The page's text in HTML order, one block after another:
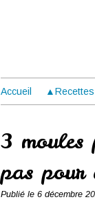
Accueil
3 moules
pas pour
Publié le 6 décembre